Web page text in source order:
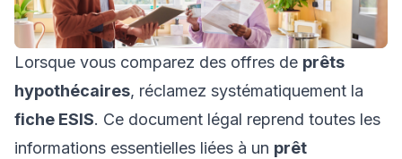
Lorsque vous comparez des offres de prêts
hypothécaires, réclamez systématiquement la
fiche ESIS. Ce document légal reprend toutes les
informations essentielles liées à un prêt